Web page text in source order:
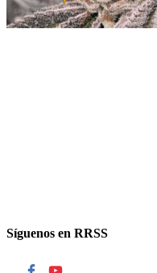
Síguenos en RRSS